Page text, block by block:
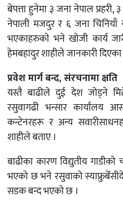
बेपत्ता हुनेमा ३ जना नेपाल
नेपाली मजदुर र ६ जना चिनियाँ
भएकाहरुकाे भने खाेजी कार्य
हेमबहादुर शाहीले जानकारी
प्रवेश मार्ग बन्द, संरचनामा क्षति
यस्तै बाढीले दुई देश जोड्ने
रसुवागढी भन्सार कार्यालय
कन्टेनरहरू र अन्य
शाहीले बताए ।
बाढीका कारण विद्युतीय
भएको छ भने रसुवाको
सडक बन्द भएको छ ।